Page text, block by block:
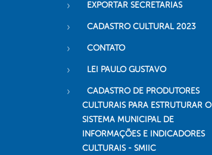
EXPORTAR SECRETARIAS
CADASTRO CULTURAL 2023
CONTATO
LEI PAULO GUSTAVO
CADASTRO DE PRODUTORES
CULTURAIS PARA ESTRUTURAR O
SISTEMA MUNICIPAL DE
INFORMAÇÕES E INDICADORES
CULTURAIS - SMIIC